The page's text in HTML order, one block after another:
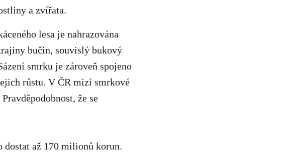
a zvířata.
lesa je nahrazována
bučin, souvislý bukový
smrku je zároveň spojeno
růstu. V ČR mizí smrkové
že se
dostat až 170 milionů korun.